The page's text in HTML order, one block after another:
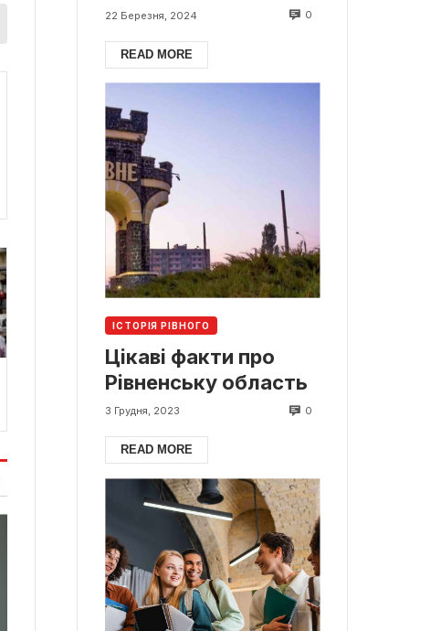
22 Березня, 2024 0
READ MORE
ІСТОРІЯ РІВНОГО
Цікаві факти про
Рівненську область
3 Грудня, 2023 0
READ MORE